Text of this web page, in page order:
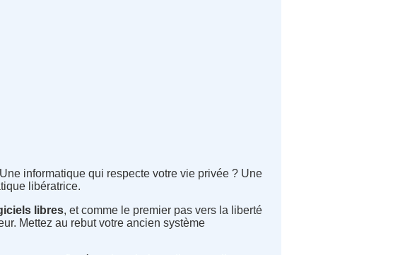
informatique qui respecte votre vie privée ? Une
libératrice.
libres, et comme le premier pas vers la liberté
Mettez au rebut votre ancien système